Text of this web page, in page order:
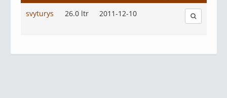
svyturys 26.0 ltr 2011-12-10